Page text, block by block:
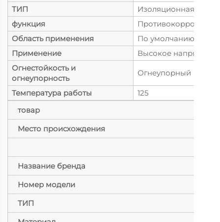
ТИП
Изоляционная
функция
Область применения
По умолчанию
Применение
Высокое
Огнестойкость и
огнеупорность
Огнеупорный
Температура работы
125
товар
Место происхождения
Название бренда
Номер модели
ТИП